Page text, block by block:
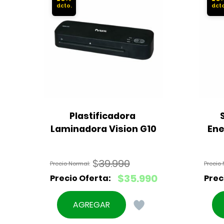
Plastificadora
Laminadora Vision G10
$39.990
El
precio
original
$35.990
El
precio
actual
AGREGAR